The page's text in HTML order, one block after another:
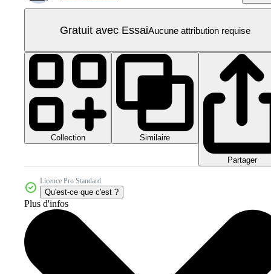
Gratuit avec EssaiAucune attribution requise
Collection Similaire
Partager
Licence Pro Standard
Qu'est-ce que c'est ?
Plus d'infos